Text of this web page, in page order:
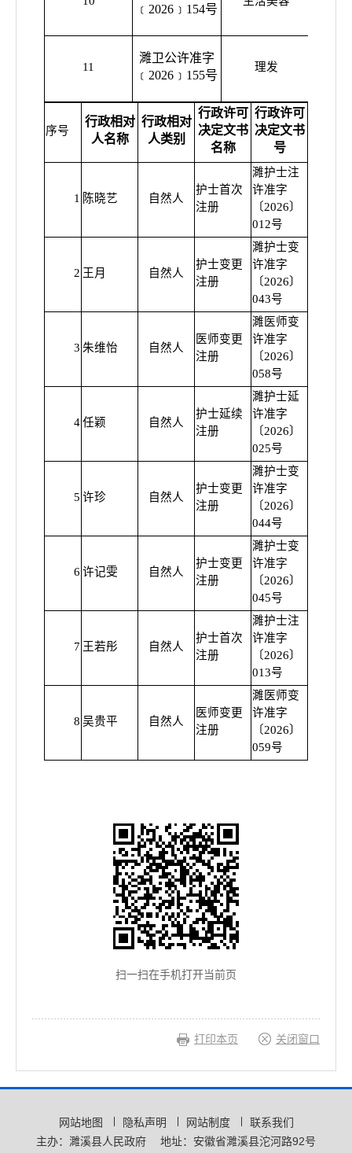
﹝2026﹞154号
11
濉卫公许准字
﹝2026﹞155号
理发
序号
行政相对
人名称
行政相对
人类别
行政许可
决定文书
名称
行政许可
决定文书
号
1 陈晓艺 自然人
护士首次
注册
濉护士注
许准字
〔2026〕
012号
2 王月 自然人
护士变更
注册
濉护士变
许准字
〔2026〕
043号
3 朱维怡 自然人
医师变更
注册
濉医师变
许准字
〔2026〕
058号
4任颖 自然人
护士延续
注册
濉护士延
许准字
〔2026〕
025号
5 许珍 自然人
护士变更
注册
濉护士变
许准字
〔2026〕
044号
6 许记雯 自然人
护士变更
注册
濉护士变
许准字
〔2026〕
045号
7 王若彤 自然人
护士首次
注册
濉护士注
许准字
〔2026〕
013号
8 吴贵平 自然人
医师变更
注册
濉医师变
许准字
〔2026〕
059号
扫一扫在手机打开当前页
打印本页 关闭窗口
网站地图 隐私声明 网站制度
联系我们
主办：濉溪县人民政府
地址：安徽省濉溪县沱河路92号